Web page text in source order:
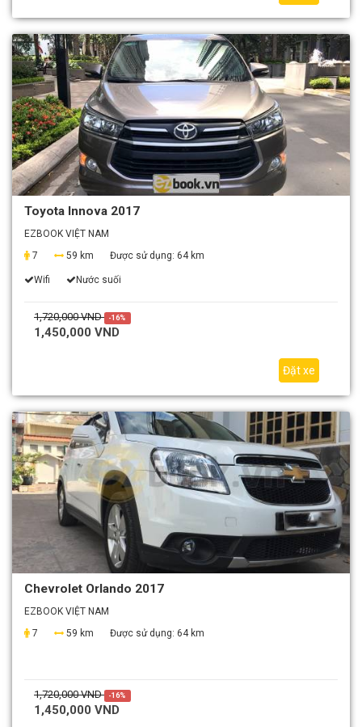
Toyota Innova 2017
EZBOOK VIỆT NAM
7
59 km Được sử dụng: 64 km
Wifi Nước suối
1,720,000 VND -16%
1,450,000 VND
Đặt xe
Chevrolet Orlando 2017
EZBOOK VIỆT NAM
7
59 km Được sử dụng: 64 km
1,720,000 VND -16%
1,450,000 VND